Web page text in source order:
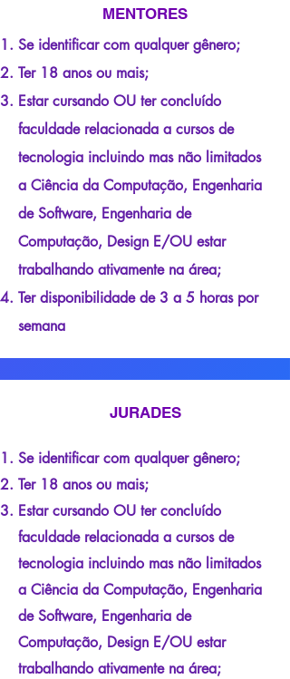
MENTORES
Se identificar com qualquer gênero;
Ter 18 anos ou mais;
Estar cursando OU ter concluído
faculdade relacionada a cursos de
tecnologia incluindo mas não limitados
a Ciência da Computação, Engenharia
de Software, Engenharia de
Computação, Design E/OU estar
trabalhando ativamente na área;
Ter disponibilidade de 3 a 5 horas por
semana
JURADES
Se identificar com qualquer gênero;
Ter 18 anos ou mais;
Estar cursando OU ter concluído
faculdade relacionada a cursos de
tecnologia incluindo mas não limitados
a Ciência da Computação, Engenharia
de Software, Engenharia de
Computação, Design E/OU estar
trabalhando ativamente na área;